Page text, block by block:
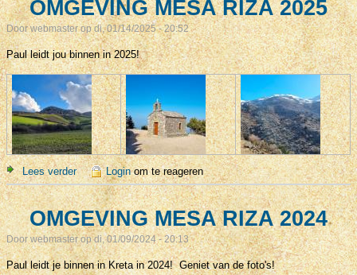
OMGEVING MESA RIZA 2025
Doorwebmasterop di, 01/14/2025 - 20:52
Paul leidt jou binnen in 2025!
Lees verderover OMGEVING MESA RIZA 2025
Loginom te reageren
OMGEVING MESA RIZA 2024
Doorwebmasterop di, 01/09/2024 - 20:13
Paul leidt je binnen in Kreta in 2024! Geniet van de foto's!